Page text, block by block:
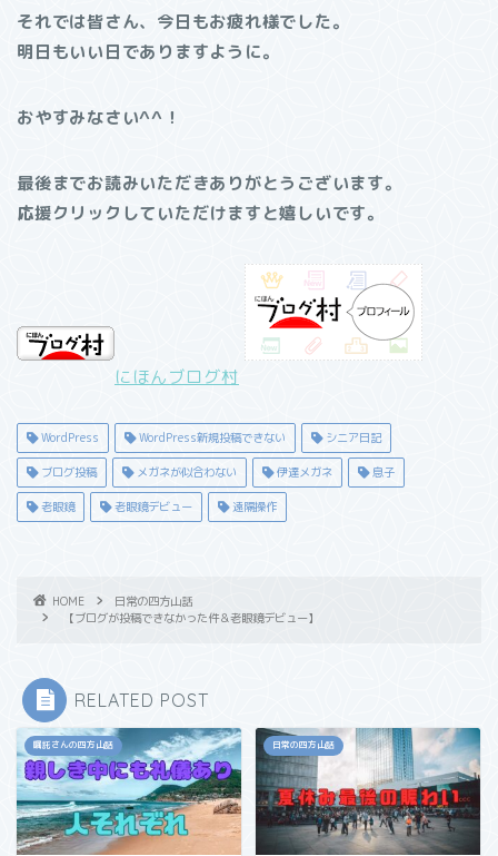
それでは皆さん、今日もお疲れ様でした。
明日もいい日でありますように。
おやすみなさい^^！
最後までお読みいただきありがとうございます。
応援クリックしていただけますと嬉しいです。
にほんブログ村
WordPress WordPress新規投稿できない シニア日記
ブログ投稿 メガネが似合わない 伊達メガネ 息子
老眼鏡 老眼鏡デビュー 遠隔操作
HOME
日常の四方山話
【ブログが投稿できなかった件＆老眼鏡デビュー】
RELATED POST
嘱託さんの四方山話 日常の四方山話